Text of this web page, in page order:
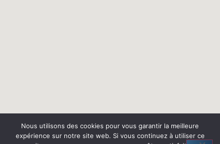
Nous utilisons des cookies pour vous garantir la meilleure
expérience sur notre site web. Si vous continuez à utiliser ce